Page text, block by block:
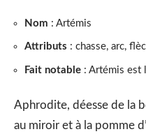
Nom : Artémis
Attributs : chasse, arc,
Fait notable : Artémis est
Aphrodite, déesse de la
au miroir et à la pomme